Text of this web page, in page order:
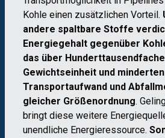
Kohle einen zusätzlichen Vorteil.
andere spaltbare Stoffe
Energiegehalt gegenüber
das über
Gewichtseinheit und
Transportaufwand und
gleicher Größenordnung.
bringt diese weitere
unendliche Energieressource.